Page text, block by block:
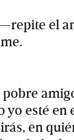
el
yo esté en
en